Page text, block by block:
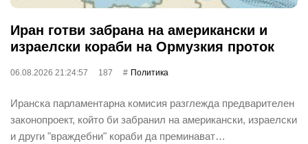
Иран готви забрана на американски и
израелски кораби на Ормузкия проток
06.08.2026 21:24:57 187 Политика
Иранска парламентарна комисия разглежда предварителен
законопроект, който би забранил на американски, израелски
и други "враждебни" кораби да преминават…